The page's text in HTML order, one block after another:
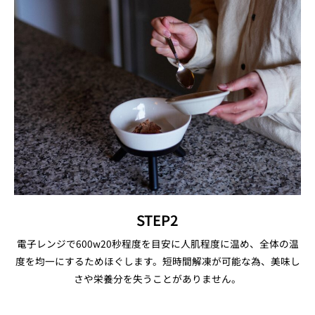
STEP2
電子レンジで600w20秒程度を目安に人肌程度に温め、全体の温
度を均一にするためほぐします。短時間解凍が可能な為、美味し
さや栄養分を失うことがありません。